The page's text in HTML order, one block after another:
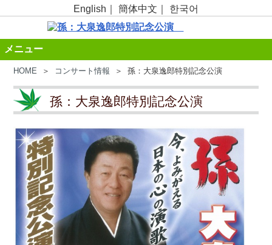
English 簡体中文 한국어
メニュー
HOME ＞ コンサート情報 ＞ 孫：大泉逸郎特別記念公演
孫：大泉逸郎特別記念公演